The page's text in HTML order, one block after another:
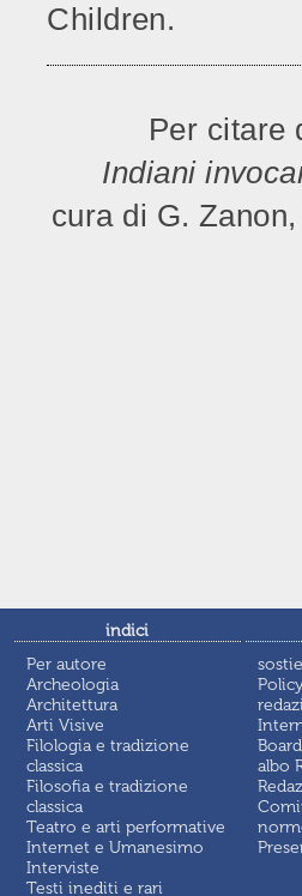
Children.
Per citare
Indiani
cura di G.
indici
Per autore
Archeologia
Architettura
Arti Visive
Filologia e tradizione
classica
Filosofia e tradizione
classica
Teatro e arti performative
Internet e Umanesimo
Interviste
Testi inediti e rari
Board
albo